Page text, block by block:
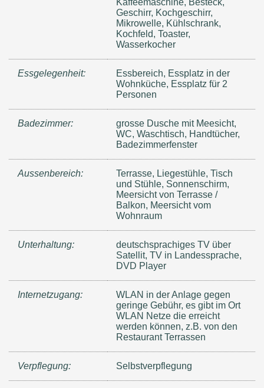
Kaffeemaschine, Besteck,
Geschirr, Kochgeschirr,
Mikrowelle, Kühlschrank,
Kochfeld, Toaster,
Wasserkocher
Essgelegenheit:
Essbereich, Essplatz in der
Wohnküche, Essplatz für 2
Personen
Badezimmer:
grosse Dusche mit Meesicht,
WC, Waschtisch, Handtücher,
Badezimmerfenster
Aussenbereich:
Terrasse, Liegestühle, Tisch
und Stühle, Sonnenschirm,
Meersicht von Terrasse /
Balkon, Meersicht vom
Wohnraum
Unterhaltung:
deutschsprachiges TV über
Satellit, TV in Landessprache,
DVD Player
Internetzugang:
WLAN in der Anlage gegen
geringe Gebühr, es gibt im Ort
WLAN Netze die erreicht
werden können, z.B. von den
Restaurant Terrassen
Verpflegung: Selbstverpflegung